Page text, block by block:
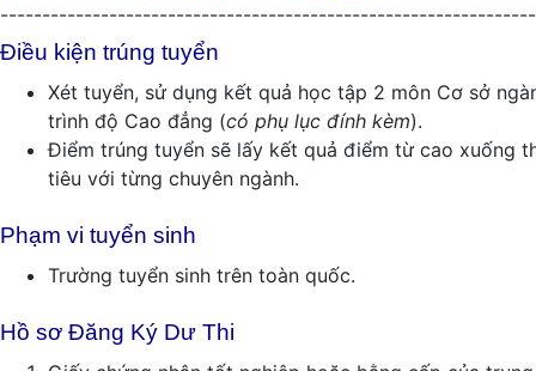
----------------------------------------------------------------
Điều kiện trúng tuyển
Xét tuyển, sử dụng kết quả học tập 2 môn Cơ sở
trình độ Cao đẳng (có phụ lục đính kèm).
Điểm trúng tuyển sẽ lấy kết quả điểm từ cao xuống
tiêu với từng chuyên ngành.
Phạm vi tuyển sinh
Trường tuyển sinh trên toàn quốc.
Hồ sơ Đăng Ký Dư Thi